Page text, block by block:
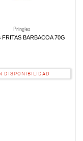
Pringles
FRITAS BARBACOA 70G
DISPONIBILIDAD